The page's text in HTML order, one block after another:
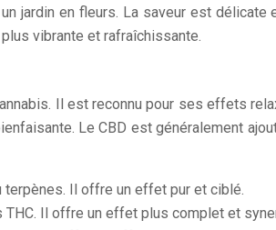
jardin en fleurs. La saveur est
vibrante et rafraîchissante.
Il est reconnu pour ses effets
Le CBD est généralement
terpènes. Il offre un effet pur et ciblé.
THC. Il offre un effet plus complet et